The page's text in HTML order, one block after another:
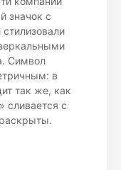
значок с
Символ
в
так же, как
сливается с